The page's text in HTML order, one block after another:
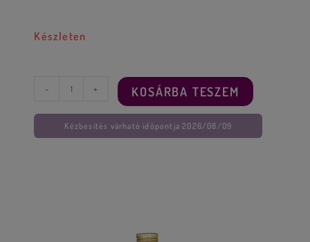
Készleten
- + KOSÁRBA TESZEM
Kézbesítés várható időpontja 2026/08/09